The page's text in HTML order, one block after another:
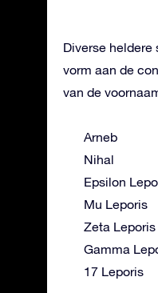
Diverse heldere
vorm aan de
van de
Arneb
Nihal
Epsilon
Mu Leporis
Zeta Leporis
Gamma
17 Leporis